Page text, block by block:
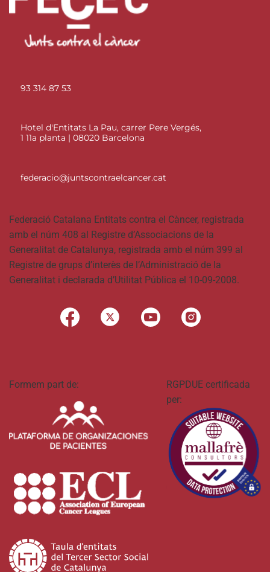
93 314 87 53
Hotel d'Entitats La Pau, carrer Pere Vergés,
1 11a planta | 08020 Barcelona
federacio@juntscontraelcancer.cat
Federació Catalana Entitats contra el Càncer, registrada
amb el núm 408 al Registre d’Associacions de la
Generalitat de Catalunya, registrada amb el núm 399 al
Registre de grups d’interès de l’Administració de la
Generalitat i declarada d’Utilitat Pública el 10-09-2008.
Formem part de:
RGPDUE certificada
per: